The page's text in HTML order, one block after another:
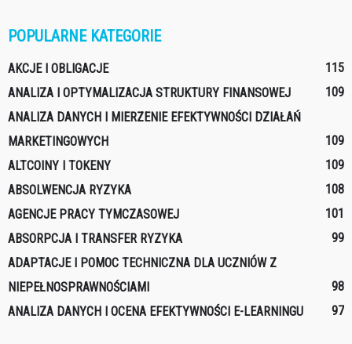
POPULARNE KATEGORIE
AKCJE I OBLIGACJE
115
ANALIZA I OPTYMALIZACJA STRUKTURY FINANSOWEJ
109
ANALIZA DANYCH I MIERZENIE EFEKTYWNOŚCI DZIAŁAŃ
MARKETINGOWYCH
109
ALTCOINY I TOKENY
109
ABSOLWENCJA RYZYKA
108
AGENCJE PRACY TYMCZASOWEJ
101
ABSORPCJA I TRANSFER RYZYKA
99
ADAPTACJE I POMOC TECHNICZNA DLA UCZNIÓW Z
NIEPEŁNOSPRAWNOŚCIAMI
98
ANALIZA DANYCH I OCENA EFEKTYWNOŚCI E-LEARNINGU
97